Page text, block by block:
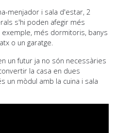
menjador i sala d'estar, 2
s'hi poden afegir més
més dormitoris, banys
o un garatge.
un futur ja no són necessàries
la casa en dues
un mòdul amb la cuina i sala